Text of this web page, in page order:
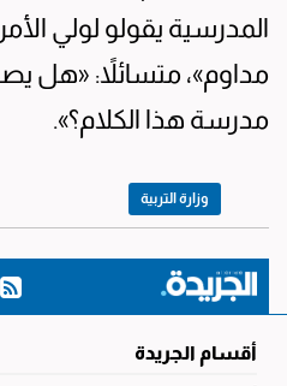
المدرسية يقولو لولي
مداوم»، متسائلاً: «هل
مدرسة هذا الكلام؟».
وزارة التربية
أقسام الجريدة